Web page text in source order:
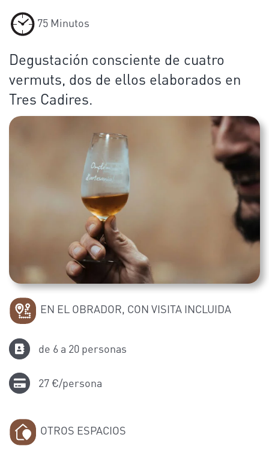
75 Minutos
Degustación consciente de cuatro
vermuts, dos de ellos elaborados en
Tres Cadires.
EN EL OBRADOR, CON VISITA INCLUIDA
de 6 a 20 personas
27 €/persona
OTROS ESPACIOS